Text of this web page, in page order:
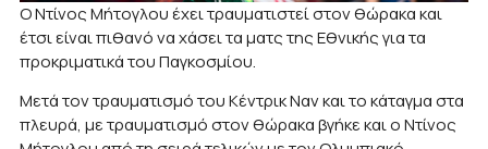
Ο Ντίνος Μήτογλου έχει τραυματιστεί στον θώρακα και
έτσι είναι πιθανό να χάσει τα ματς της Εθνικής για τα
προκριματικά του Παγκοσμίου.
Μετά τον τραυματισμό του Κέντρικ Ναν και το κάταγμα στα
πλευρά, με τραυματισμό στον θώρακα βγήκε και ο Ντίνος